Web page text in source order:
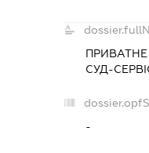
СУД-
-